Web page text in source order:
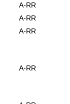
A-RR
A-RR
A-RR
A-RR